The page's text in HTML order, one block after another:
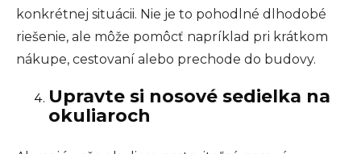
konkrétnej situácii. Nie je to pohodlné dlhodobé
riešenie, ale môže pomôcť napríklad pri krátkom
nákupe, cestovaní alebo prechode do budovy.
Upravte si nosové sedielka na
okuliaroch